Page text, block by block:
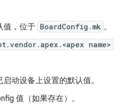
值，位于 BoardConfig.mk 。
name>
动设备上设置的默认值。
值（如果存在）。